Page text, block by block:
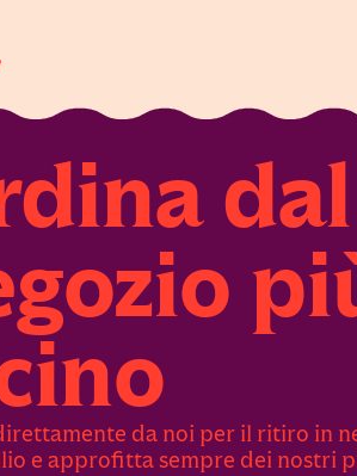
dal
da noi per il ritiro in
e approfitta sempre dei nostri